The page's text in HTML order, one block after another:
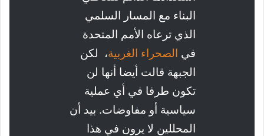
البناء مع المسار السلمي
الذي ترعاه الأمم المتحدة
في الصحراء الغربية، لكن
الجبهة قالت أيضا أنها لن
تكون طرفا في أي عملية
سياسية أو مفاوضات. بيد أن
المحللين لا يرون في هذا